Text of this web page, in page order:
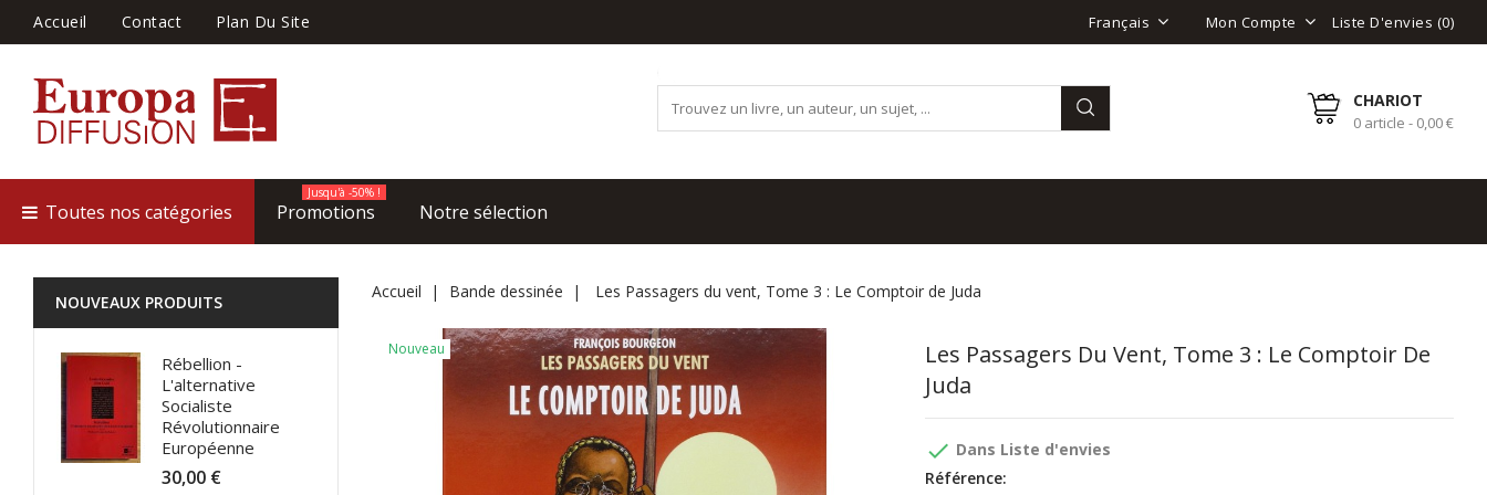
Accueil Contact Plan Du Site Français Mon Compte Liste D'envies (0)
CHARIOT
0 article - 0,00 €
Toutes nos catégories Promotions
Jusqu'à -50% !
Notre sélection
NOUVEAUX PRODUITS
Rébellion -
L'alternative
Socialiste
Révolutionnaire
Européenne
30,00 €
Accueil Bande dessinée Les Passagers du vent, Tome 3 : Le Comptoir de Juda
Nouveau
Les Passagers Du Vent, Tome 3 : Le Comptoir De
Juda
done Dans Liste d'envies
Référence: